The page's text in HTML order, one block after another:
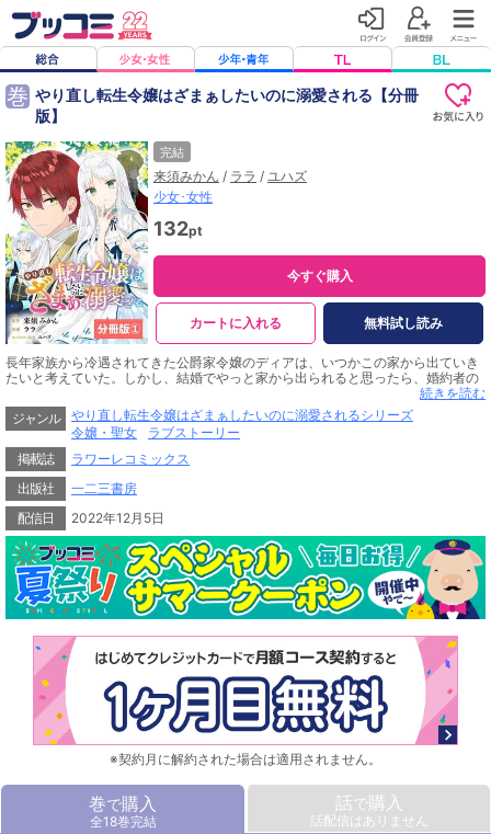
巻 やり直し転生令嬢はざまぁしたいのに溺愛される【分冊
版】
完結
来須みかん / ララ / ユハズ
少女･女性
132pt
今すぐ購入
カートに入れる 無料試し読み
長年家族から冷遇されてきた公爵家令嬢のディアは、いつかこの家から出ていき
たいと考えていた。しかし、結婚でやっと家から出られると思ったら、婚約者の
アーノルド王子は愛人を侍らせディアを無視する最低野郎。結婚式の日に、王子
の愛人にわざとドレスの裾を踏まれて階段から転げ落ち、16歳の若さで死んでし
まう。しかしディアは神々により特殊能力を授けられ、14歳から人生をやり直す
ことに。そこでディアは、今度の人生は『アーノルドに徹底的にざまぁしてや
る！』と決意する！
続きを読む
ジャンル
やり直し転生令嬢はざまぁしたいのに溺愛されるシリーズ
令嬢・聖女
ラブストーリー
掲載誌
ラワーレコミックス
出版社
一二三書房
配信日
2022年12月5日
※契約月に解約された場合は適用されません。
巻で購入
全18巻完結
話で購入
話配信はありません